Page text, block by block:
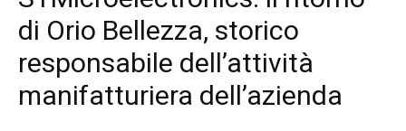
di Orio Bellezza, storico
responsabile dell’attività
manifatturiera dell’azienda